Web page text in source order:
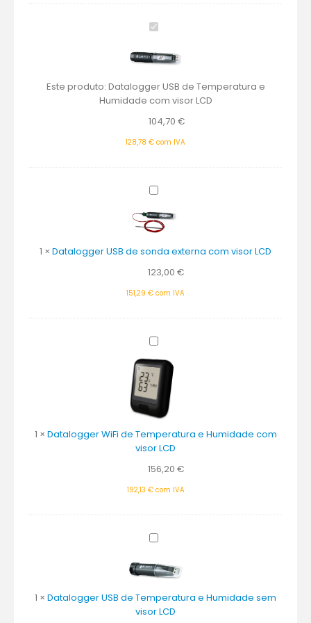
Datalogger
de
e
Humidade
visor
LCD
Este produto: Datalogger USB de Temperatura e
Humidade com visor LCD
104,70 €
128,78 € com IVA
Datalogger
de
sonda
externa
visor
LCD
1 × Datalogger USB de sonda externa com visor LCD
123,00 €
151,29 € com IVA
Datalogger
WiFi
de
Temperatura
e
Humidade
visor
LCD
1 × Datalogger WiFi de Temperatura e Humidade com
visor LCD
156,20 €
192,13 €com IVA
Datalogger
de
Temperatura
e
Humidade
1 × Datalogger USB de Temperatura e Humidade sem
visor LCD